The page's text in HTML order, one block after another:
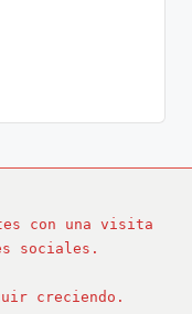
con una visita
sociales.
creciendo.